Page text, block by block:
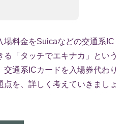
場料金をSuicaなどの交通系IC
る「タッチでエキナカ」という
通系ICカードを入場券代わり
を、詳しく考えていきましょ